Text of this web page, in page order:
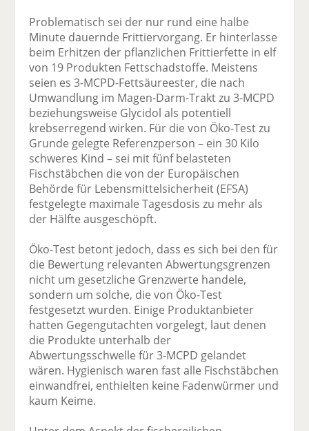
Problematisch sei der nur rund eine halbe
Minute dauernde Frittiervorgang. Er hinterlasse
beim Erhitzen der pflanzlichen Frittierfette in elf
von 19 Produkten Fettschadstoffe. Meistens
seien es 3-MCPD-Fettsäureester, die nach
Umwandlung im Magen-Darm-Trakt zu 3-MCPD
beziehungsweise Glycidol als potentiell
krebserregend wirken. Für die von Öko-Test zu
Grunde gelegte Referenzperson – ein 30 Kilo
schweres Kind – sei mit fünf belasteten
Fischstäbchen die von der Europäischen
Behörde für Lebensmittelsicherheit (EFSA)
festgelegte maximale Tagesdosis zu mehr als
der Hälfte ausgeschöpft.
Öko-Test betont jedoch, dass es sich bei den für
die Bewertung relevanten Abwertungsgrenzen
nicht um gesetzliche Grenzwerte handele,
sondern um solche, die von Öko-Test
festgesetzt wurden. Einige Produktanbieter
hatten Gegengutachten vorgelegt, laut denen
die Produkte unterhalb der
Abwertungsschwelle für 3-MCPD gelandet
wären. Hygienisch waren fast alle Fischstäbchen
einwandfrei, enthielten keine Fadenwürmer und
kaum Keime.